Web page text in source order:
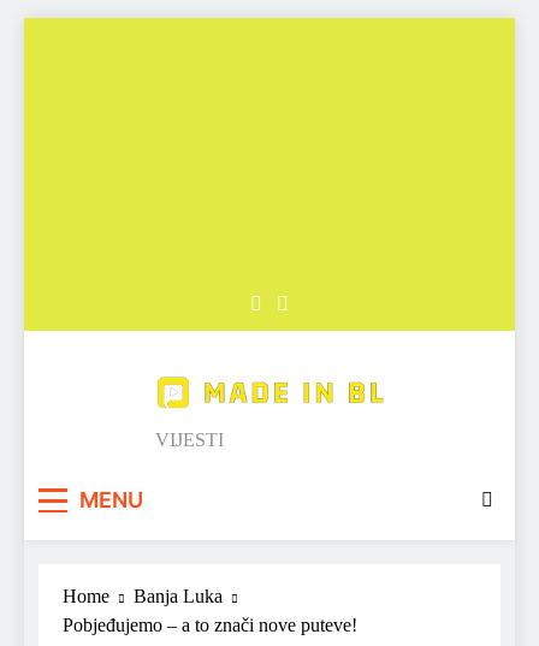
Made in BL
VIJESTI
MENU
Home
Banja Luka
Pobjeđujemo – a to znači nove puteve!